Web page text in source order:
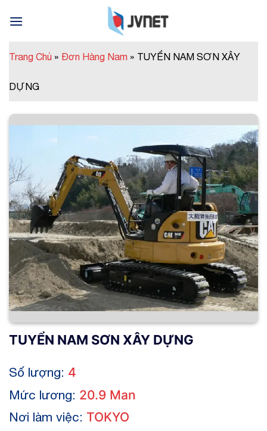
Trang Chủ » Đơn Hàng Nam » TUYỂN NAM SƠN XÂY
DỰNG
TUYỂN NAM SƠN XÂY DỰNG
Số lượng: 4
Mức lương: 20.9 Man
Nơi làm việc: TOKYO